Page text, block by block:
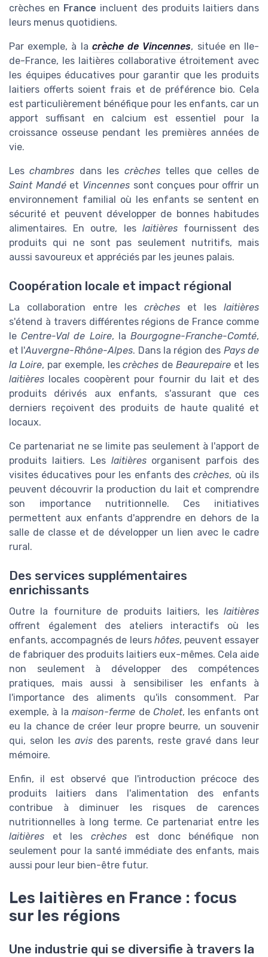
crèches en France incluent des produits laitiers dans
leurs menus quotidiens.
Par exemple, à la crèche de Vincennes, située en Ile-
de-France, les laitières collaborative étroitement avec
les équipes éducatives pour garantir que les produits
laitiers offerts soient frais et de préférence bio. Cela
est particulièrement bénéfique pour les enfants, car un
apport suffisant en calcium est essentiel pour la
croissance osseuse pendant les premières années de
vie.
Leschambres dans les crèchestelles que celles de
Saint Mandéet Vincennessont conçues pour offrir un
environnement familial où les enfants se sentent en
sécurité et peuvent développer de bonnes habitudes
alimentaires. En outre, les laitièresfournissent des
produits qui ne sont pas seulement nutritifs, mais
aussi savoureux et appréciés par les jeunes palais.
Coopération locale et impact régional
La collaboration entre les crèches et les laitières
s'étend à travers différentes régions de France comme
leCentre-Val de Loire, laBourgogne-Franche-Comté,
et l'Auvergne-Rhône-Alpes. Dans la région des Pays de
la Loire, par exemple, lescrèches deBeaurepaire et les
laitières locales coopèrent pour fournir du lait et des
produits dérivés aux enfants, s'assurant que ces
derniers reçoivent des produits de haute qualité et
locaux.
Ce partenariat ne se limite pas seulement à l'apport de
produits laitiers. Les laitièresorganisent parfois des
visites éducatives pour les enfants descrèches, où ils
peuvent découvrir la production du lait et comprendre
son importance nutritionnelle. Ces initiatives
permettent aux enfants d'apprendre en dehors de la
salle de classe et de développer un lien avec le cadre
rural.
Des services supplémentaires
enrichissants
Outre la fourniture de produits laitiers, les laitières
offrent également des ateliers interactifs où les
enfants, accompagnés de leurs hôtes, peuvent essayer
de fabriquer des produits laitiers eux-mêmes. Cela aide
non seulement à développer des compétences
pratiques, mais aussi à sensibiliser les enfants à
l'importance des aliments qu'ils consomment. Par
exemple, à lamaison-ferme de Cholet, les enfants ont
eu la chance de créer leur propre beurre, un souvenir
qui, selon les avisdes parents, reste gravé dans leur
mémoire.
Enfin, il est observé que l'introduction précoce des
produits laitiers dans l'alimentation des enfants
contribue à diminuer les risques de carences
nutritionnelles à long terme. Ce partenariat entre les
laitières et lescrèches est donc bénéfique non
seulement pour la santé immédiate des enfants, mais
aussi pour leur bien-être futur.
Les laitières en France : focus
sur les régions
Une industrie qui se diversifie à travers la